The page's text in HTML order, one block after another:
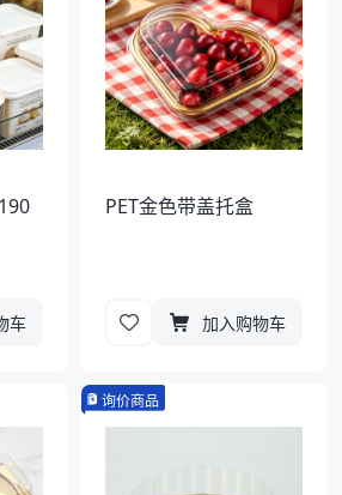
车
PET金色带盖托盒
加入购物车
询价商品